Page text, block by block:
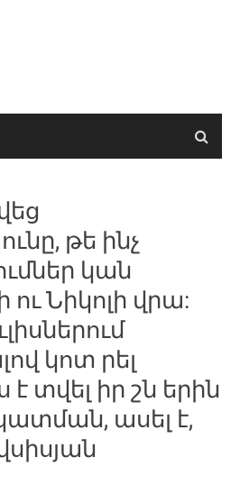
թե ինչ
կան
Նիկոլի վրա:
կոտ րել
է տվել իր շն երին
ասել է,